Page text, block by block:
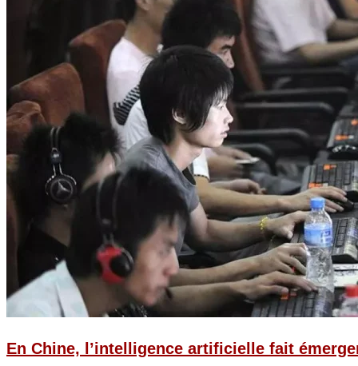
En Chine, l’intelligence artificielle fait